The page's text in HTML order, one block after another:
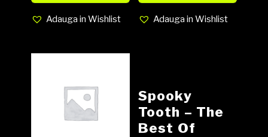
Adauga in Wishlist Adauga in Wishlist
Spooky
Tooth – The
Best Of